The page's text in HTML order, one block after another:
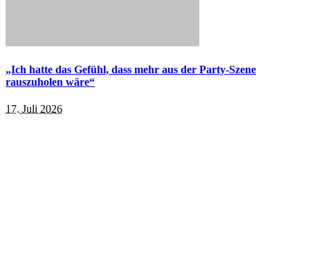
„Ich hatte das Gefühl, dass mehr aus der Party-Szene
rauszuholen wäre“
17. Juli 2026